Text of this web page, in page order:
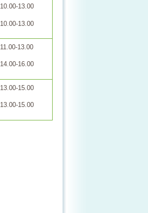
10.00-13.00
10.00-13.00
11.00-13.00
14.00-16.00
13.00-15.00
13.00-15.00